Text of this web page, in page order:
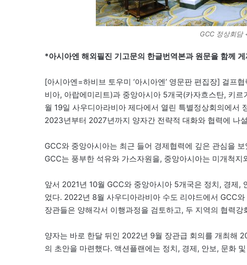
GCC 정상회담
*아시아엔 해외필진 기고문의 한글번역본과 원문을 함께
[아시아엔=하비브 토우미 ‘아시아엔’ 영문판 편집장] 걸프
비아, 아랍에미리트)과 중앙아시아 5개국(카자흐스탄, 키
월 19일 사우디아라비아 제다에서 열린 특별정상회의에서
2023년부터 2027년까지 양자간 전략적 대화와 협력에 나
GCC와 중앙아시아는 최근 들어 경제협력에 깊은 관심을
GCC는 풍부한 석유와 가스자원을, 중앙아시아는 미개척지
앞서 2021년 10월 GCC와 중앙아시아 5개국은 정치, 경제,
었다. 2022년 8월 사우디아라비아 수도 리야드에서 GCC
장관들은 양해각서 이행과정을 검토하고, 두 지역의 협력강
양자는 바로 한달 뒤인 2022년 9월 장관급 회의를 개최해
의 초안을 마련했다. 액션플랜에는 정치, 경제, 안보, 문화